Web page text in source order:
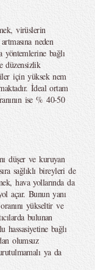
virüslerin
neden
yöntemlerine bağlı
düzensizlik
için yüksek nem
İdeal ortam
ise % 40-50
düşer ve kuruyan
sağlıklı bireyleri de
hava yollarında da
açar. Bunun yanı
yükseltir ve
bulunan
hassasiyetine bağlı
olumsuz
ya da